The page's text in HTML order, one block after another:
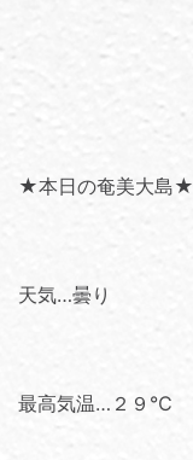
★本日の奄美大島★
天気…曇り
最高気温…２９℃